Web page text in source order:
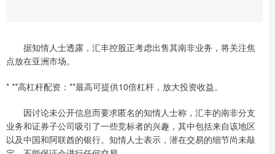
据知情人士透露，汇丰控股正考虑出售其南非业务，将关注焦
点放在亚洲市场。
* **高杠杆配资：**最高可提供10倍杠杆，放大投资收益。
因讨论未公开信息而要求匿名的知情人士称，汇丰的南非分支
业务和证券子公司吸引了一些竞标者的兴趣，其中包括来自该地区
以及中国和阿联酋的银行。知情人士表示，潜在交易的细节尚未敲